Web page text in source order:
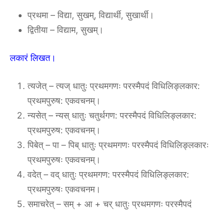
प्रथमा – विद्या, सुखम्, विद्यार्थी, सुखार्थी।
द्वितीया – विद्याम, सुखम्।
लकारं लिखत।
त्यजेत् – त्यज् धातुः प्रथमगणः परस्मैपदं विधिलिङ्लकार:
प्रथमपुरुष: एकवचनम्।
न्यसेत् – न्यस् धातुः चतुर्थगण: परस्मैपदं विधिलिङ्लकार:
प्रथमपुरुष: एकवचनम्।
पिबेत् – पा – पिब् धातुः प्रथमगणः परस्मैपदं विधिलिङ्लकारः
प्रथमपुरुषः एकवचनम्।
वदेत् – वद् धातुः प्रथमगण: परस्मैपदं विधिलिङ्लकार:
प्रथमपुरुषः एकवचनम।
समाचरेत् – सम् + आ + चर् धातुः प्रथमगणः परस्मैपदं